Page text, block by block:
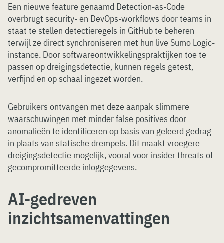
Een nieuwe feature genaamd Detection-as-Code
overbrugt security- en DevOps-workflows door teams in
staat te stellen detectieregels in GitHub te beheren
terwijl ze direct synchroniseren met hun live Sumo Logic-
instance. Door softwareontwikkelingspraktijken toe te
passen op dreigingsdetectie, kunnen regels getest,
verfijnd en op schaal ingezet worden.
Gebruikers ontvangen met deze aanpak slimmere
waarschuwingen met minder false positives door
anomalieën te identificeren op basis van geleerd gedrag
in plaats van statische drempels. Dit maakt vroegere
dreigingsdetectie mogelijk, vooral voor insider threats of
gecompromitteerde inloggegevens.
AI-gedreven
inzichtsamenvattingen